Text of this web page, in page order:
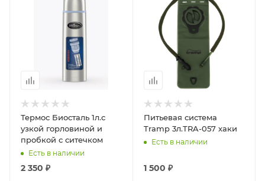
Термос Биосталь 1л.с
узкой горловиной и
пробкой с ситечком
Есть в наличии
2 350 ₽
Питьевая система
Tramp 3л.TRA-057 хаки
Есть в наличии
1 500 ₽